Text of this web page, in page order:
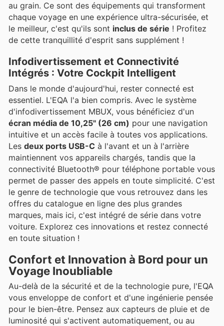
au grain. Ce sont des équipements qui transforment
chaque voyage en une expérience ultra-sécurisée, et
le meilleur, c'est qu'ils sont inclus de série ! Profitez
de cette tranquillité d'esprit sans supplément !
Infodivertissement et Connectivité
Intégrés : Votre Cockpit Intelligent
Dans le monde d'aujourd'hui, rester connecté est
essentiel. L'EQA l'a bien compris. Avec le système
d'infodivertissement MBUX, vous bénéficiez d'un
écran média de 10,25" (26 cm) pour une navigation
intuitive et un accès facile à toutes vos applications.
Les deux ports USB-C à l'avant et un à l'arrière
maintiennent vos appareils chargés, tandis que la
connectivité Bluetooth® pour téléphone portable vous
permet de passer des appels en toute simplicité. C'est
le genre de technologie que vous retrouvez dans les
offres du catalogue en ligne des plus grandes
marques, mais ici, c'est intégré de série dans votre
voiture. Explorez ces innovations et restez connecté
en toute situation !
Confort et Innovation à Bord pour un
Voyage Inoubliable
Au-delà de la sécurité et de la technologie pure, l'EQA
vous enveloppe de confort et d'une ingénierie pensée
pour le bien-être. Pensez aux capteurs de pluie et de
luminosité qui s'activent automatiquement, ou au